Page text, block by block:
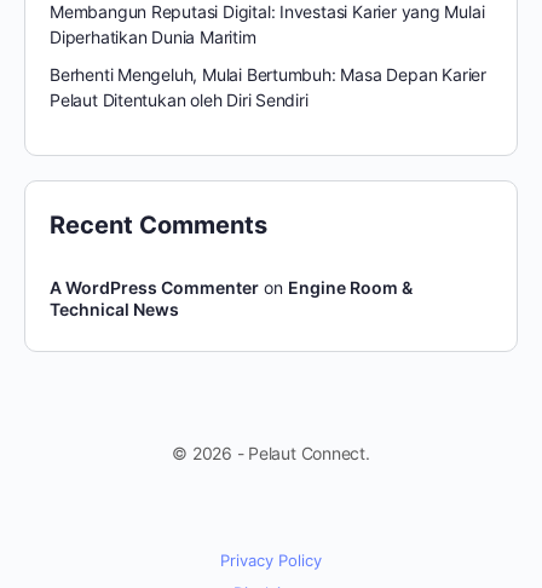
Membangun Reputasi Digital: Investasi Karier yang Mulai
Diperhatikan Dunia Maritim
Berhenti Mengeluh, Mulai Bertumbuh: Masa Depan Karier
Pelaut Ditentukan oleh Diri Sendiri
Recent Comments
A WordPress Commenter on Engine Room &
Technical News
© 2026 - Pelaut Connect.
Privacy Policy